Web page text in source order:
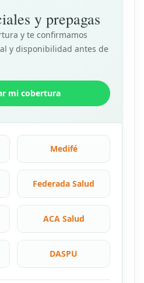
y prepagas
y te confirmamos
y disponibilidad antes de
mi cobertura
Medifé
Federada Salud
ACA Salud
DASPU